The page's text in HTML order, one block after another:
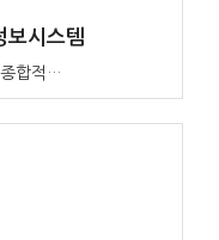
보시스템
합적…